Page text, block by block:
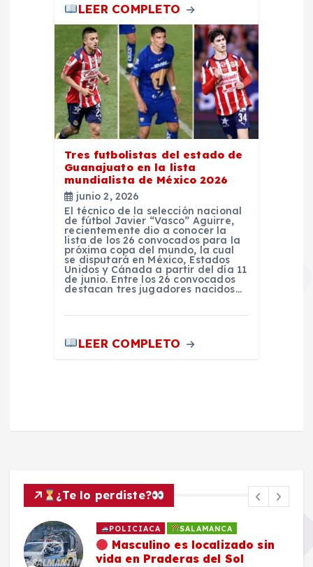
LEER COMPLETO
Tres futbolistas del estado de
Guanajuato en la lista
mundialista de México 2026
junio 2, 2026
El técnico de la selección nacional
de fútbol Javier “Vasco” Aguirre,
recientemente dio a conocer la
lista de los 26 convocados para la
próxima copa del mundo, la cual
se disputará en México, Estados
Unidos y Cánada a partir del día 11
de junio. Entre los 26 convocados
destacan tres jugadores nacidos…
LEER COMPLETO
¿Te lo perdiste?
POLICIACA SALAMANCA
Masculino es localizado sin
vida en Praderas del Sol